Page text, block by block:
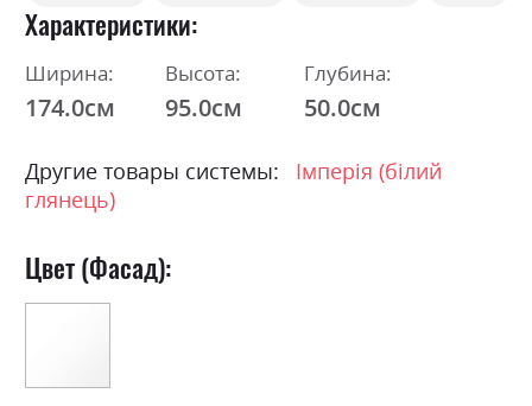
Характеристики
Ширина:
174.0см
Высота:
95.0см
Глубина:
50.0см
Другие товары системы:
Імперія (білий
глянець)
Цвет (Фасад):